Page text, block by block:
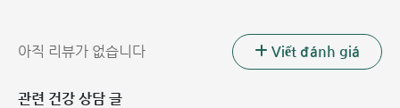
아직 리뷰가 없습니다 Viết đánh giá
관련 건강 상담 글